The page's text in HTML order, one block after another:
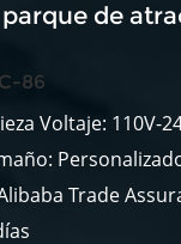
de
86
Voltaje: 110V-
Trade